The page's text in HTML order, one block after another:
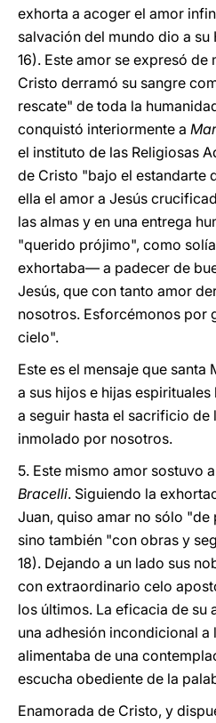
exhorta a acoger el amor
salvación del mundo dio a
16). Este amor se expresó
Cristo derramó su sangre
rescate" de toda la
conquistó interiormente a
el instituto de las Religiosas
de Cristo "bajo el estandarte
ella el amor a Jesús
las almas y en una entrega
"querido prójimo", como
exhortaba— a padecer de
Jesús, que con tanto amor
nosotros. Esforcémonos por
cielo".
Este es el mensaje que santa
a sus hijos e hijas
a seguir hasta el sacrificio de
inmolado por nosotros.
5. Este mismo amor sostuvo a
Bracelli. Siguiendo la
Juan, quiso amar no sólo
sino también "con obras y
18). Dejando a un lado sus
con extraordinario celo
los últimos. La eficacia de
una adhesión incondicional
alimentaba de una
escucha obediente de la
Enamorada de Cristo, y